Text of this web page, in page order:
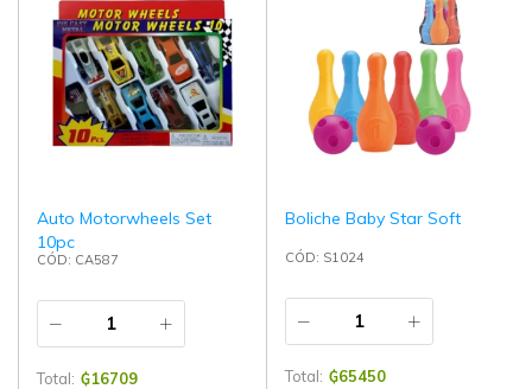
Auto Motorwheels Set
10pc
CÓD: CA587
Total: ₲16709
Boliche Baby Star Soft
CÓD: S1024
Total: ₲65450